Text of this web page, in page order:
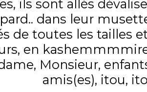
ils sont allés
dans leur
de toutes les tailles
en
Monsieur,
amis(es), itou,